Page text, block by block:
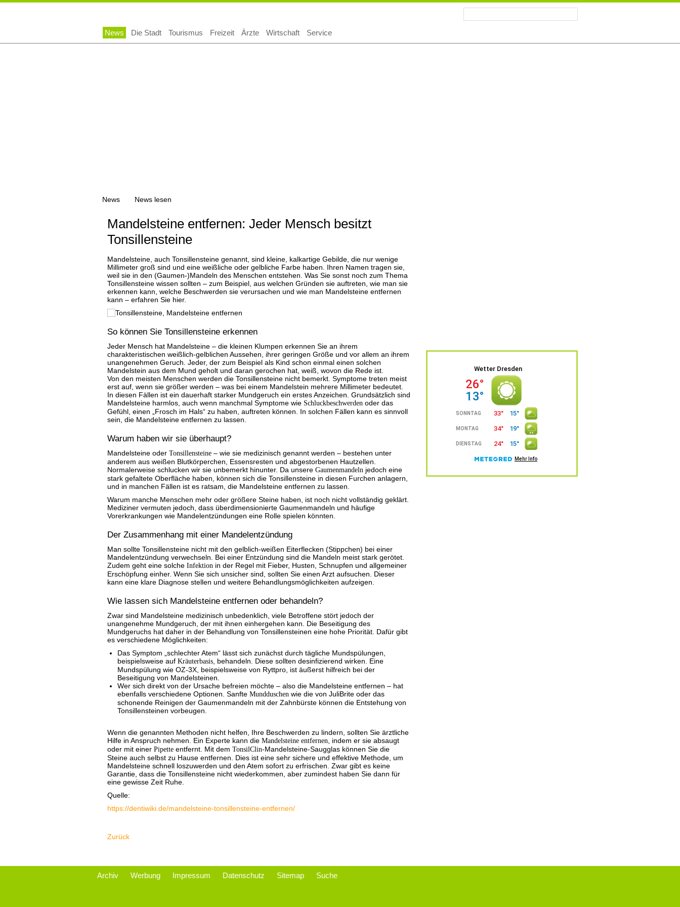
Navigation
überspringen
News Die Stadt Tourismus Freizeit Ärzte Wirtschaft Service
News News lesen
Mandelsteine entfernen: Jeder Mensch besitzt
Tonsillensteine
Mandelsteine, auch Tonsillensteine genannt, sind kleine, kalkartige Gebilde, die nur wenige
Millimeter groß sind und eine weißliche oder gelbliche Farbe haben. Ihren Namen tragen sie,
weil sie in den (Gaumen-)Mandeln des Menschen entstehen. Was Sie sonst noch zum Thema
Tonsillensteine wissen sollten – zum Beispiel, aus welchen Gründen sie auftreten, wie man sie
erkennen kann, welche Beschwerden sie verursachen und wie man Mandelsteine entfernen
kann – erfahren Sie hier.
So können Sie Tonsillensteine erkennen
Jeder Mensch hat Mandelsteine – die kleinen Klumpen erkennen Sie an ihrem
charakteristischen weißlich-gelblichen Aussehen, ihrer geringen Größe und vor allem an ihrem
unangenehmen Geruch. Jeder, der zum Beispiel als Kind schon einmal einen solchen
Mandelstein aus dem Mund geholt und daran gerochen hat, weiß, wovon die Rede ist.
Von den meisten Menschen werden die Tonsillensteine nicht bemerkt. Symptome treten meist
erst auf, wenn sie größer werden – was bei einem Mandelstein mehrere Millimeter bedeutet.
In diesen Fällen ist ein dauerhaft starker Mundgeruch ein erstes Anzeichen. Grundsätzlich sind
Mandelsteine harmlos, auch wenn manchmal Symptome wie Schluckbeschwerden oder das
Gefühl, einen „Frosch im Hals“ zu haben, auftreten können. In solchen Fällen kann es sinnvoll
sein, die Mandelsteine entfernen zu lassen.
Warum haben wir sie überhaupt?
Mandelsteine oder Tonsillensteine – wie sie medizinisch genannt werden – bestehen unter
anderem aus weißen Blutkörperchen, Essensresten und abgestorbenen Hautzellen.
Normalerweise schlucken wir sie unbemerkt hinunter. Da unsere Gaumenmandeln jedoch eine
stark gefaltete Oberfläche haben, können sich die Tonsillensteine in diesen Furchen anlagern,
und in manchen Fällen ist es ratsam, die Mandelsteine entfernen zu lassen.
Warum manche Menschen mehr oder größere Steine haben, ist noch nicht vollständig geklärt.
Mediziner vermuten jedoch, dass überdimensionierte Gaumenmandeln und häufige
Vorerkrankungen wie Mandelentzündungen eine Rolle spielen könnten.
Der Zusammenhang mit einer Mandelentzündung
Man sollte Tonsillensteine nicht mit den gelblich-weißen Eiterflecken (Stippchen) bei einer
Mandelentzündung verwechseln. Bei einer Entzündung sind die Mandeln meist stark gerötet.
Zudem geht eine solche Infektion in der Regel mit Fieber, Husten, Schnupfen und allgemeiner
Erschöpfung einher. Wenn Sie sich unsicher sind, sollten Sie einen Arzt aufsuchen. Dieser
kann eine klare Diagnose stellen und weitere Behandlungsmöglichkeiten aufzeigen.
Wie lassen sich Mandelsteine entfernen oder behandeln?
Zwar sind Mandelsteine medizinisch unbedenklich, viele Betroffene stört jedoch der
unangenehme Mundgeruch, der mit ihnen einhergehen kann. Die Beseitigung des
Mundgeruchs hat daher in der Behandlung von Tonsillensteinen eine hohe Priorität. Dafür gibt
es verschiedene Möglichkeiten:
Das Symptom „schlechter Atem“ lässt sich zunächst durch tägliche Mundspülungen,
beispielsweise auf Kräuterbasis , behandeln. Diese sollten desinfizierend wirken. Eine
Mundspülung wie OZ-3X, beispielsweise von Ryttpro, ist äußerst hilfreich bei der
Beseitigung von Mandelsteinen.
Wer sich direkt von der Ursache befreien möchte – also die Mandelsteine entfernen – hat
ebenfalls verschiedene Optionen. Sanfte Mundduschen wie die von JuliBrite oder das
schonende Reinigen der Gaumenmandeln mit der Zahnbürste können die Entstehung von
Tonsillensteinen vorbeugen.
Wenn die genannten Methoden nicht helfen, Ihre Beschwerden zu lindern, sollten Sie ärztliche
Hilfe in Anspruch nehmen. Ein Experte kann die Mandelsteine entfernen , indem er sie absaugt
oder mit einer Pipette entfernt. Mit dem TonsilClin-Mandelsteine-Saugglas können Sie die
Steine auch selbst zu Hause entfernen. Dies ist eine sehr sichere und effektive Methode, um
Mandelsteine schnell loszuwerden und den Atem sofort zu erfrischen. Zwar gibt es keine
Garantie, dass die Tonsillensteine nicht wiederkommen, aber zumindest haben Sie dann für
eine gewisse Zeit Ruhe.
Quelle:
https://dentiwiki.de/mandelsteine-tonsillensteine-entfernen/
Zurück
Navigation
Archiv Werbung Impressum Datenschutz Sitemap Suche